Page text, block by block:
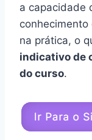
a capacidade
na prática, o
indicativo de
do curso.